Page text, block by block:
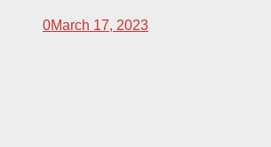
0March 17, 2023